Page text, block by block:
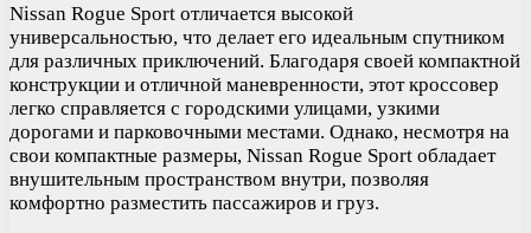
Nissan Rogue Sport отличается высокой
универсальностью, что делает его идеальным спутником
для различных приключений. Благодаря своей компактной
конструкции и отличной маневренности, этот кроссовер
легко справляется с городскими улицами, узкими
дорогами и парковочными местами. Однако, несмотря на
свои компактные размеры, Nissan Rogue Sport обладает
внушительным пространством внутри, позволяя
комфортно разместить пассажиров и груз.